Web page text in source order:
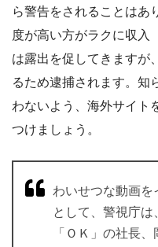
ら警告をされることはあ
度が高い方がラクに収入
は露出を促してきますが
るため逮捕されます。知
わないよう、海外サイト
つけましょう。
わいせつな動画を
として、警視庁
「ＯＫ」の社長